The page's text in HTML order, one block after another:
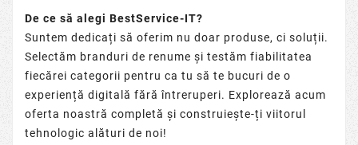
De ce să alegi BestService-IT?
Suntem dedicați să oferim nu doar produse, ci soluții.
Selectăm branduri de renume și testăm fiabilitatea
fiecărei categorii pentru ca tu să te bucuri de o
experiență digitală fără întreruperi. Explorează acum
oferta noastră completă și construiește-ți viitorul
tehnologic alături de noi!